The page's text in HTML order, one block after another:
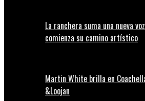
La ranchera suma una nueva
comienza su camino artístico
Martin White brilla en
&Loojan